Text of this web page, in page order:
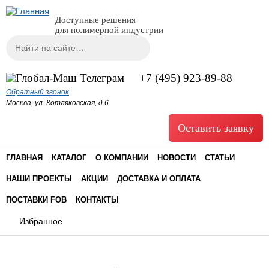
Доступные решения
для полимерной индустрии
Форма поиска
+7 (495) 923-89-88
Обратный звонок
Москва, ул. Котляковская, д.6
Оставить заявку
ГЛАВНАЯ КАТАЛОГ О КОМПАНИИ НОВОСТИ СТАТЬИ
НАШИ ПРОЕКТЫ АКЦИИ ДОСТАВКА И ОПЛАТА
ПОСТАВКИ FOB КОНТАКТЫ
Избранное